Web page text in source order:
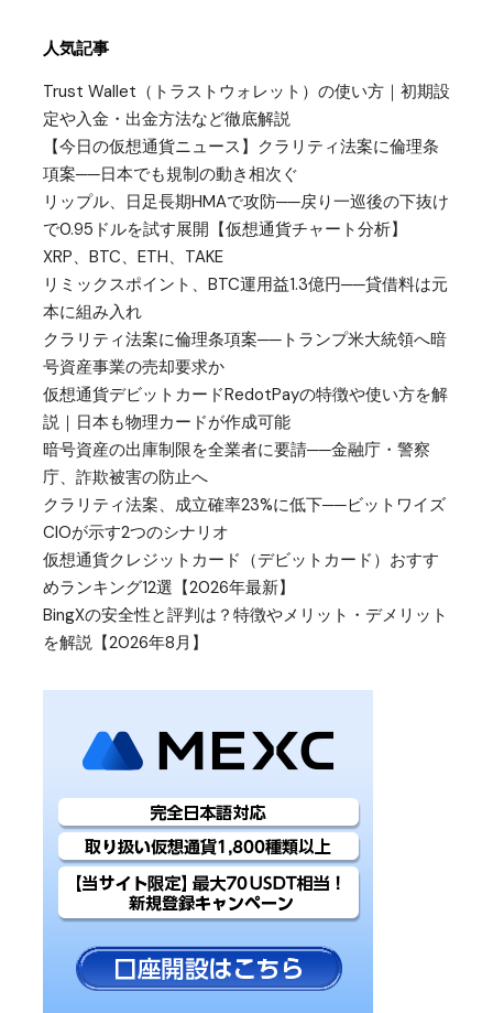
人気記事
Trust Wallet（トラストウォレット）の使い方｜初期設
定や入金・出金方法など徹底解説
【今日の仮想通貨ニュース】クラリティ法案に倫理条
項案──日本でも規制の動き相次ぐ
リップル、日足長期HMAで攻防──戻り一巡後の下抜け
で0.95ドルを試す展開【仮想通貨チャート分析】
XRP、BTC、ETH、TAKE
リミックスポイント、BTC運用益1.3億円──貸借料は元
本に組み入れ
クラリティ法案に倫理条項案──トランプ米大統領へ暗
号資産事業の売却要求か
仮想通貨デビットカードRedotPayの特徴や使い方を解
説｜日本も物理カードが作成可能
暗号資産の出庫制限を全業者に要請──金融庁・警察
庁、詐欺被害の防止へ
クラリティ法案、成立確率23%に低下──ビットワイズ
CIOが示す2つのシナリオ
仮想通貨クレジットカード（デビットカード）おすす
めランキング12選【2026年最新】
BingXの安全性と評判は？特徴やメリット・デメリット
を解説【2026年8月】